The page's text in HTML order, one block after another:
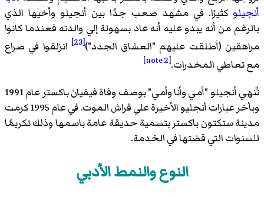
كثيرًا. في مشهد صعب جدًا بين أنجيلو وأخيها الذي
من أنه يبدو عليه أنه عاد بسهولة إلي والدته فعندما كانوا
(أطلقت عليهم "العشاق الجدد")
انزلقوا في صراع
المخدرات.[note 2]
تٌنهي أنجيلو "أمي وأنا وأمي" بوصف وفاة فيفيان باكستر عام 1991
وبأخر عبارات أنجليو الأخيرة علي فراش الموت. في عام 1995 كرمت
ستكتون باكستر بتسمية حديقة عامة باسمها وذلك تكريمًا
التي قضتها في الخدمة.
النوع والنمط الأدبي